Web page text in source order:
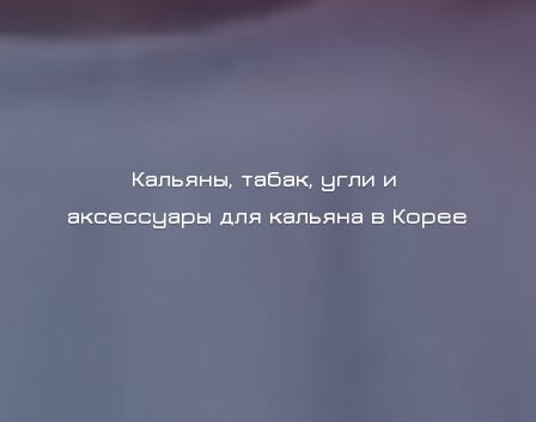
Кальяны, табак, угли и
аксессуары для кальяна в Корее